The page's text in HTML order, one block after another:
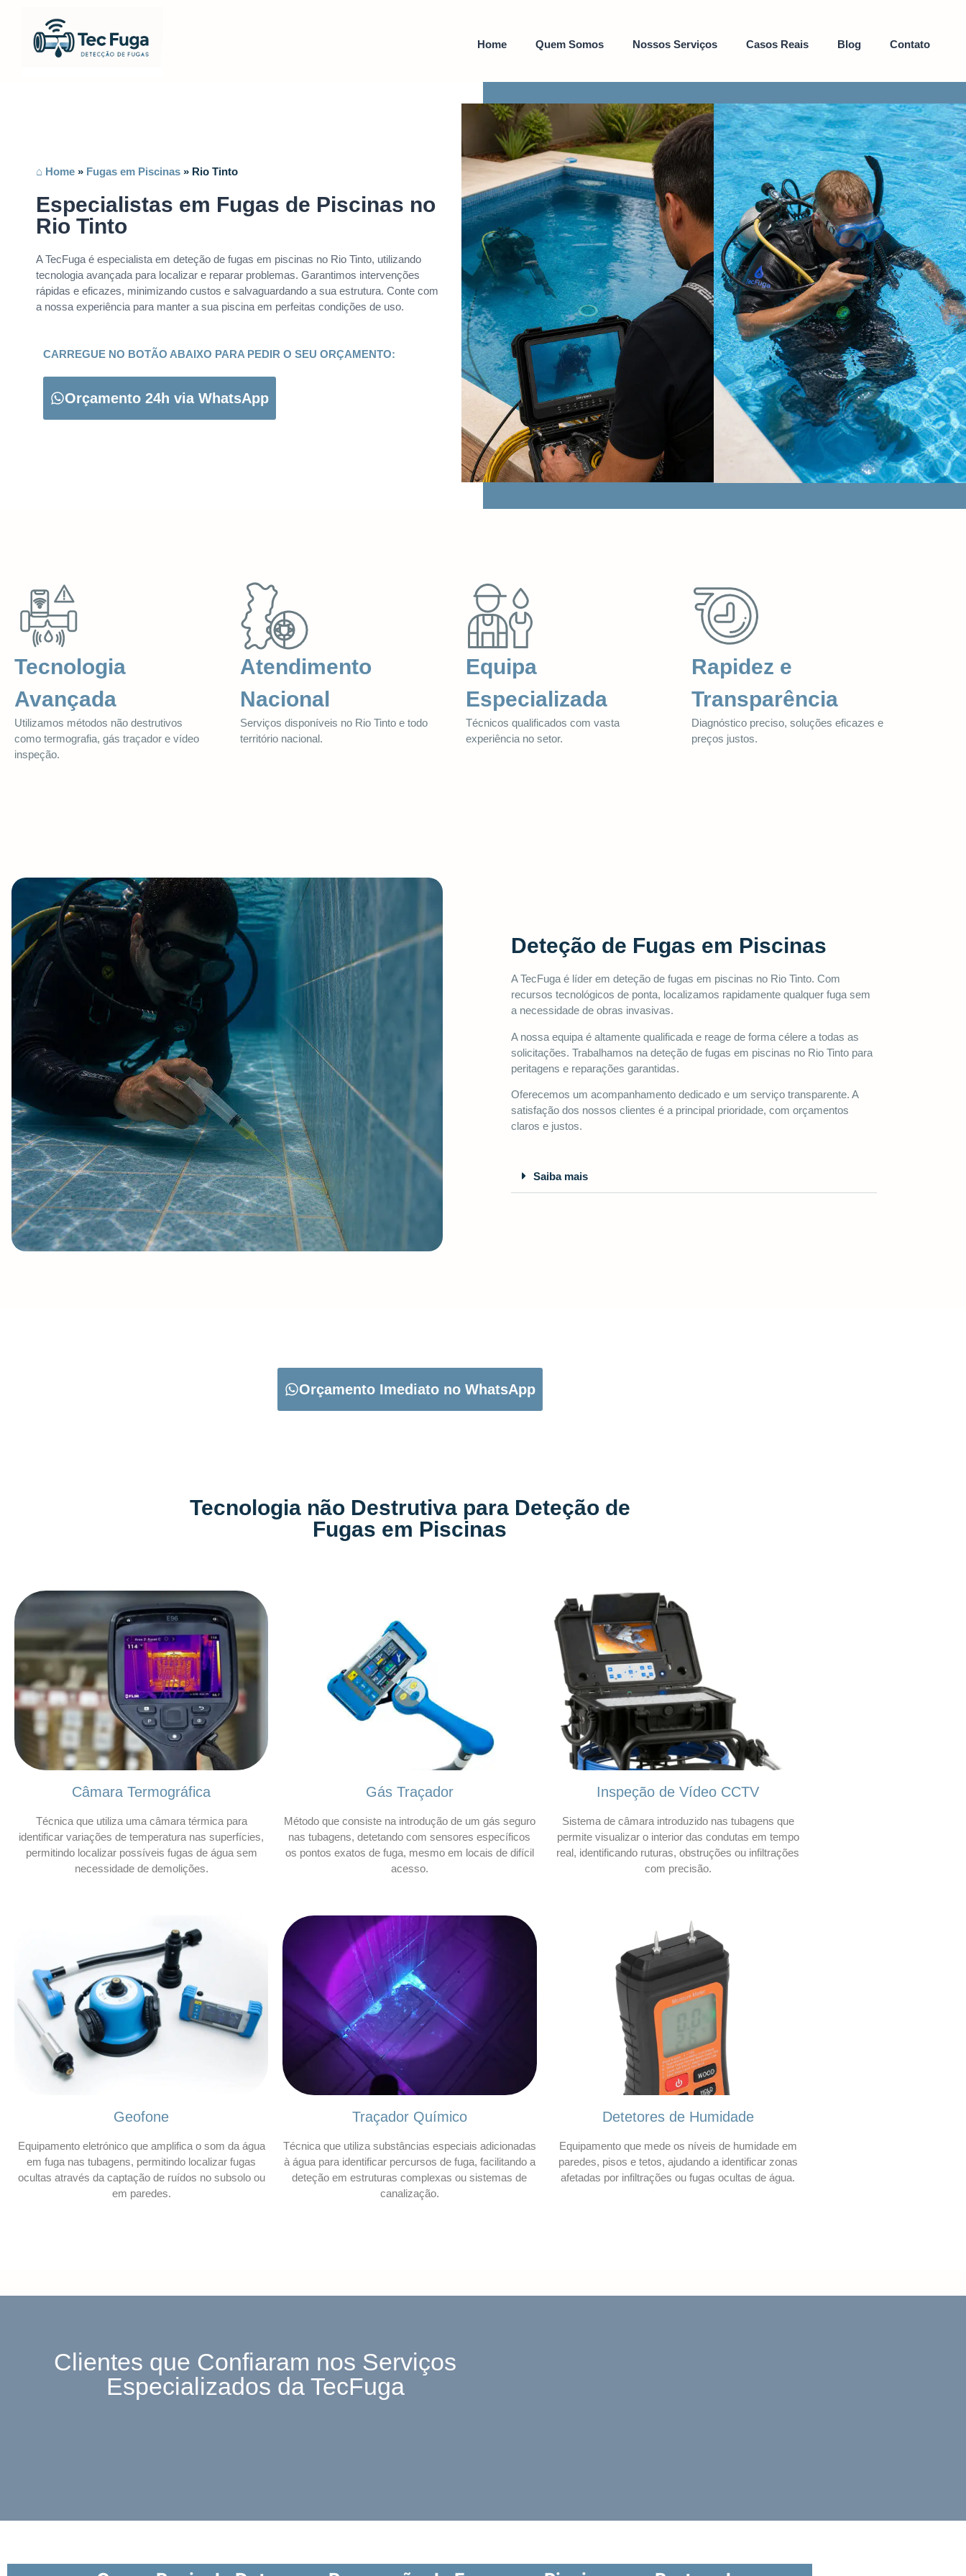
Home Quem Somos Nossos Serviços Casos Reais Blog Contato
⌂ Home » Fugas em Piscinas » Rio Tinto
Especialistas em Fugas de Piscinas no
Rio Tinto
A TecFuga é especialista em deteção de fugas em piscinas no Rio Tinto, utilizando
tecnologia avançada para localizar e reparar problemas. Garantimos intervenções
rápidas e eficazes, minimizando custos e salvaguardando a sua estrutura. Conte com
a nossa experiência para manter a sua piscina em perfeitas condições de uso.
CARREGUE NO BOTÃO ABAIXO PARA PEDIR O SEU ORÇAMENTO:
Orçamento 24h via WhatsApp
Tecnologia
Avançada
Utilizamos métodos não destrutivos
como termografia, gás traçador e vídeo
inspeção.
Atendimento
Nacional
Serviços disponíveis no Rio Tinto e todo
território nacional.
Equipa
Especializada
Técnicos qualificados com vasta
experiência no setor.
Rapidez e
Transparência
Diagnóstico preciso, soluções eficazes e
preços justos.
Deteção de Fugas em Piscinas
A TecFuga é líder em deteção de fugas em piscinas no Rio Tinto. Com
recursos tecnológicos de ponta, localizamos rapidamente qualquer fuga sem
a necessidade de obras invasivas.
A nossa equipa é altamente qualificada e reage de forma célere a todas as
solicitações. Trabalhamos na deteção de fugas em piscinas no Rio Tinto para
peritagens e reparações garantidas.
Oferecemos um acompanhamento dedicado e um serviço transparente. A
satisfação dos nossos clientes é a principal prioridade, com orçamentos
claros e justos.
Saiba mais
Orçamento Imediato no WhatsApp
Tecnologia não Destrutiva para Deteção de
Fugas em Piscinas
Câmara Termográfica
Técnica que utiliza uma câmara térmica para
identificar variações de temperatura nas superfícies,
permitindo localizar possíveis fugas de água sem
necessidade de demolições.
Gás Traçador
Método que consiste na introdução de um gás seguro
nas tubagens, detetando com sensores específicos
os pontos exatos de fuga, mesmo em locais de difícil
acesso.
Inspeção de Vídeo CCTV
Sistema de câmara introduzido nas tubagens que
permite visualizar o interior das condutas em tempo
real, identificando ruturas, obstruções ou infiltrações
com precisão.
Geofone
Equipamento eletrónico que amplifica o som da água
em fuga nas tubagens, permitindo localizar fugas
ocultas através da captação de ruídos no subsolo ou
em paredes.
Traçador Químico
Técnica que utiliza substâncias especiais adicionadas
à água para identificar percursos de fuga, facilitando a
deteção em estruturas complexas ou sistemas de
canalização.
Detetores de Humidade
Equipamento que mede os níveis de humidade em
paredes, pisos e tetos, ajudando a identificar zonas
afetadas por infiltrações ou fugas ocultas de água.
Clientes que Confiaram nos Serviços
Especializados da TecFuga